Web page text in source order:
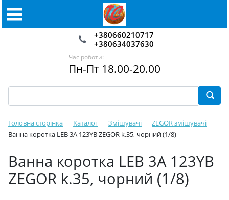
+380660210717
+380634037630
Час роботи:
Пн-Пт 18.00-20.00
Головна сторінка Каталог Змішувачі
ZEGOR змішувачі
Ванна коротка LEB 3A 123YB ZEGOR k.35, чорний (1/8)
Ванна коротка LEB 3A 123YB
ZEGOR k.35, чорний (1/8)